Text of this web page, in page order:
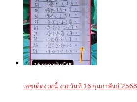
เลขเด็ดงวดนี้ งวดวันที่ 16 กุมภาพันธ์ 2568